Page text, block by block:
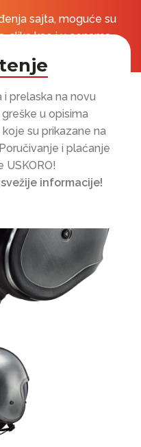
prelaska na novu
u opisima
su prikazane na
i plaćanje
USKORO!
informacije!
sajta, moguće su
slika kao i u cenama